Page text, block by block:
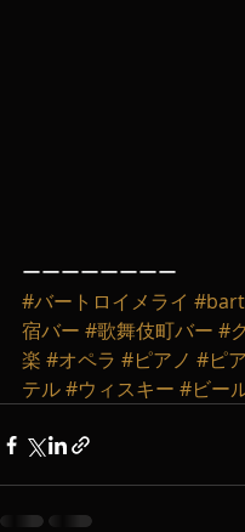
ーーーーーーーー
#バートロイメライ
宿バー #歌舞伎町バー #
楽 #オペラ #ピアノ #ピ
テル#ウィスキー #ビー